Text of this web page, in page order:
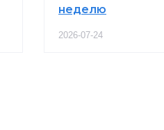
неделю
2026-07-24